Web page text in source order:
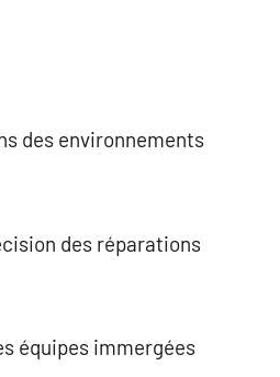
des environnements
des réparations
équipes immergées